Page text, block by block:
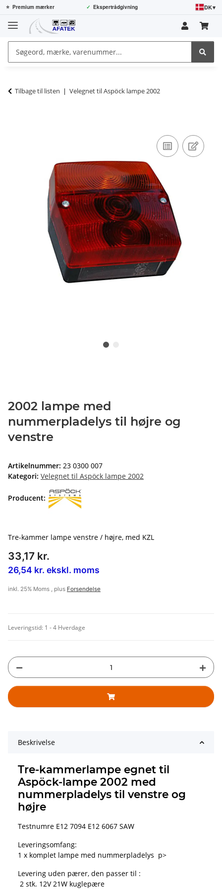
⭐ Premium mærker ✓ Ekspertrådgivning DK▾
Tilbage til listen Velegnet til Aspöck lampe 2002
2002 lampe med
nummerpladelys til højre og
venstre
Artikelnummer: 23 0300 007
Kategori: Velegnet til Aspöck lampe 2002
Producent:
Tre-kammer lampe venstre / højre, med KZL
33,17 kr.
26,54 kr. ekskl. moms
inkl. 25% Moms , plus Forsendelse
Leveringstid: 1 - 4 Hverdage
Beskrivelse
Tre-kammerlampe egnet til
Aspöck-lampe 2002 med
nummerpladelys til venstre og
højre
Testnumre E12 7094 E12 6067 SAW
Leveringsomfang:
1 x komplet lampe med nummerpladelys p>
Levering uden pærer, den passer til :
2 stk. 12V 21W kuglepære